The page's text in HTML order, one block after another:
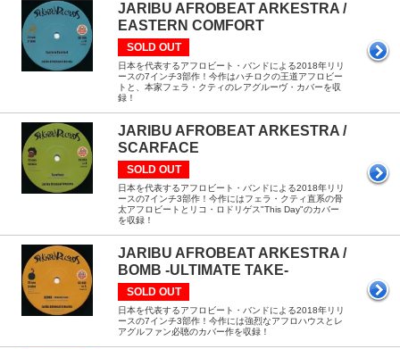
JARIBU AFROBEAT ARKESTRA /
EASTERN COMFORT
SOLD OUT
日本を代表するアフロビート・バンドによる2018年リリ
ースの7インチ3部作！今作はハチロクの王道アフロビー
トと、本家フェラ・クティのレアグルーヴ・カバーを収
録！
JARIBU AFROBEAT ARKESTRA /
SCARFACE
SOLD OUT
日本を代表するアフロビート・バンドによる2018年リリ
ースの7インチ3部作！今作にはフェラ・クティ直系の骨
太アフロビートとリコ・ロドリゲス"This Day"のカバー
を収録！
JARIBU AFROBEAT ARKESTRA /
BOMB -ULTIMATE TAKE-
SOLD OUT
日本を代表するアフロビート・バンドによる2018年リリ
ースの7インチ3部作！今作には強烈なアフロハウスとレ
アグルファン必聴のカバー作を収録！